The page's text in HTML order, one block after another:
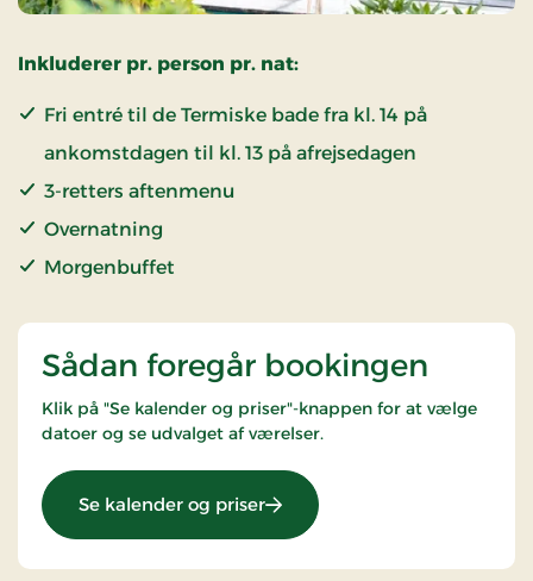
Inkluderer pr. person pr. nat:
Fri entré til de Termiske bade fra kl. 14 på
ankomstdagen til kl. 13 på afrejsedagen
3-retters aftenmenu
Overnatning
Morgenbuffet
Sådan foregår bookingen
Klik på "Se kalender og priser"-knappen for at vælge
datoer og se udvalget af værelser.
Se kalender og priser: Spa ophold